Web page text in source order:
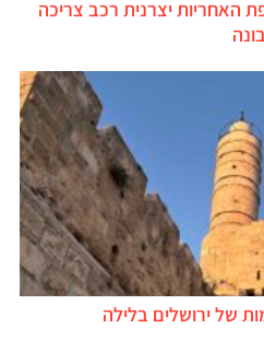
האחריות יצרנית רכב צריכה
של ירושלים בלילה